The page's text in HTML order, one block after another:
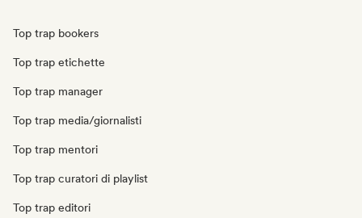
Top trap bookers
Top trap etichette
Top trap manager
Top trap media/giornalisti
Top trap mentori
Top trap curatori di playlist
Top trap editori